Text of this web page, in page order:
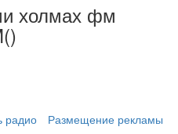
холмах фм
)
радио
Размещение рекламы